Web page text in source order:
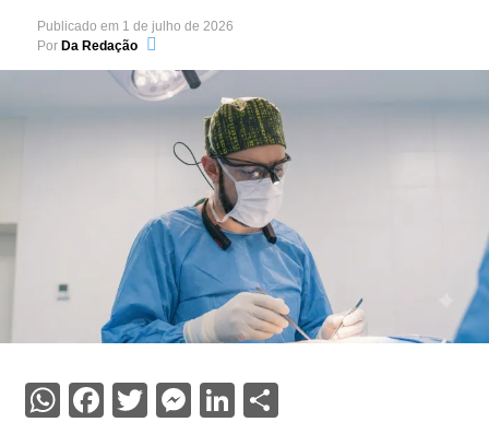
Publicado em 1 de julho de 2026
Por Da Redação
WhatsApp
Facebook
Twitter
Messenger
LinkedIn
Share